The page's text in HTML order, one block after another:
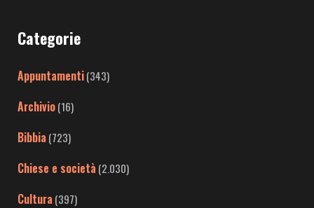
Categorie
Appuntamenti(343)
Archivio(16)
Bibbia (723)
Chiese e società (2.030)
Cultura (397)